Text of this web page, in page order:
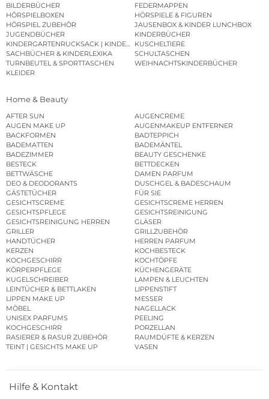
BILDERBÜCHER
FEDERMAPPEN
HÖRSPIELBOXEN
HÖRSPIELE & FIGUREN
HÖRSPIEL ZUBEHÖR
JAUSENBOX & KINDER LUNCHBOX
JUGENDBÜCHER
KINDERBÜCHER
KINDERGARTENRUCKSACK | KINDERGARTENBEUTEL
KUSCHELTIERE
SACHBÜCHER & KINDERLEXIKA
SCHULTASCHEN
TURNBEUTEL & SPORTTASCHEN
WEIHNACHTSKINDERBÜCHER
KLEIDER
Home & Beauty
AFTER SUN
AUGENCREME
AUGEN MAKE UP
AUGENMAKEUP ENTFERNER
BACKFORMEN
BADTEPPICH
BADEMATTEN
BADEMÄNTEL
BADEZIMMER
BEAUTY GESCHENKE
BESTECK
BETTDECKEN
BETTWÄSCHE
DAMEN PARFUM
DEO & DEODORANTS
DUSCHGEL & BADESCHAUM
GÄSTETÜCHER
FÜR SIE
GESICHTSCREME
GESICHTSCREME HERREN
GESICHTSPFLEGE
GESICHTSREINIGUNG
GESICHTSREINIGUNG HERREN
GLÄSER
GRILLER
GRILLZUBEHÖR
HANDTÜCHER
HERREN PARFUM
KERZEN
KOCHBESTECK
KOCHGESCHIRR
KOCHTÖPFE
KÖRPERPFLEGE
KÜCHENGERÄTE
KUGELSCHREIBER
LAMPEN & LEUCHTEN
LEINTÜCHER & BETTLAKEN
LIPPENSTIFT
LIPPEN MAKE UP
MESSER
MÖBEL
NAGELLACK
UNISEX PARFUMS
PEELING
KOCHGESCHIRR
PORZELLAN
RASIERER & RASUR ZUBEHÖR
RAUMDÜFTE & KERZEN
TEINT | GESICHTS MAKE UP
VASEN
Hilfe & Kontakt